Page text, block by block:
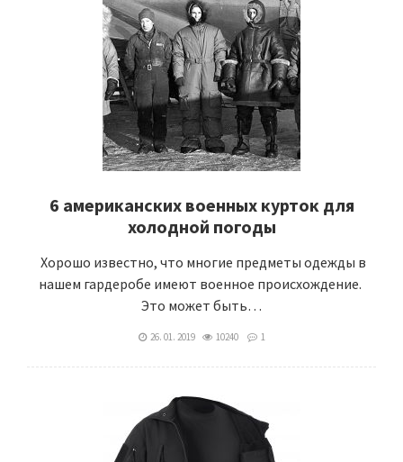
6 американских военных курток для
холодной погоды
Хорошо известно, что многие предметы одежды в
нашем гардеробе имеют военное происхождение.
Это может быть…
26. 01. 2019 10240 1